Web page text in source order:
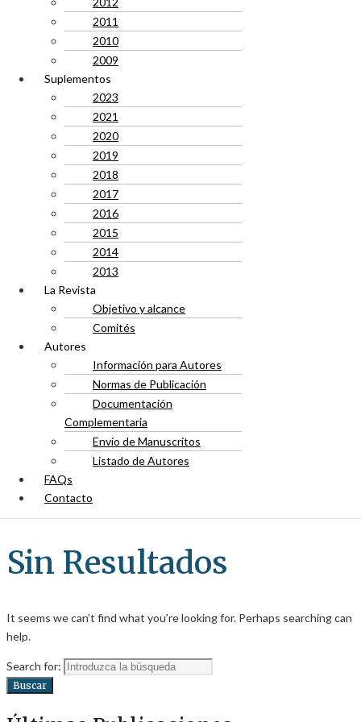
2011
2010
2009
Suplementos
2023
2021
2020
2019
2018
2017
2016
2015
2014
2013
La Revista
Objetivo y alcance
Comités
Autores
Información para Autores
Normas de Publicación
Documentación
Complementaria
Envío de Manuscritos
Listado de Autores
FAQs
Contacto
Sin Resultados
It seems we can’t find what you’re looking for. Perhaps searching can
help.
Search for:
Buscar